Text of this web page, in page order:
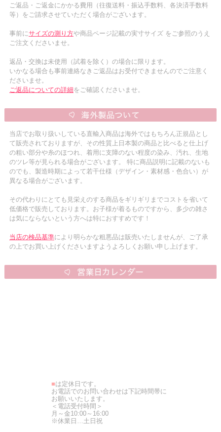
ご返品・ご返金にかかる費用（往復送料・振込手数料、各決済手数料
等）をご請求させていただく場合がございます。
事前にサイズの測り方や商品ページ記載の実寸サイズ をご参照のうえ
ご注文くださいませ。
返品・交換は未使用（試着を除く）の場合に限ります。
いかなる場合も事前連絡なきご返品はお受付できませんのでご注意く
ださいませ。
ご返品についての詳細をご確認くださいませ。
当店でお取り扱いしている直輸入商品は海外ではもちろん正規品とし
て販売されておりますが、その性質上日本製の商品と比べると仕上げ
の粗い部分や糸のほつれ、着用に支障のない程度の染み、汚れ、生地
のツレ等が見られる場合がございます。 特に商品説明に記載のないも
のでも、製造時期によって若干仕様（デザイン・素材感・色合い）が
異なる場合がございます。
その代わりにとても見栄えのする商品をギリギリまでコストを省いて
低価格で販売しております。お子様が着るものですから、多少の雑さ
は気にならないという方へは特におすすめです！
当店の検品基準により明らかな粗悪品は販売いたしませんが、ご了承
の上でお買い上げくださいますようよろしくお願い申し上げます。
■は定休日です。
お電話でのお問い合わせは下記時間帯に
お願いいたします。
＜電話受付時間＞
月～金10:00～16:00
※休業日…土日祝